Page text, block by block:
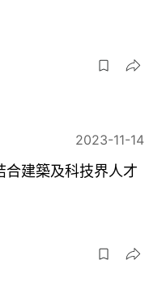
2023-11-14
建築及科技界人才